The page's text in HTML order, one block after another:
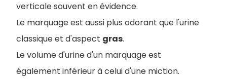
verticale souvent en évidence.
Le marquage est aussi plus odorant que l'urine
classique et d'aspect gras.
Le volume d'urine d'un marquage est
également inférieur à celui d'une miction.